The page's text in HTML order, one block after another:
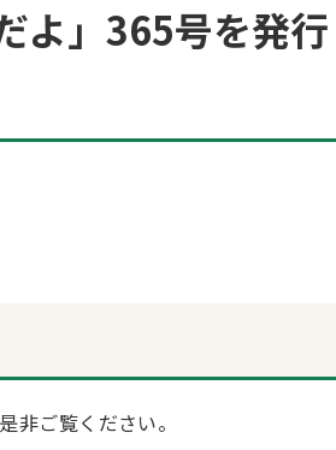
よ」365号を発
非ご覧ください。